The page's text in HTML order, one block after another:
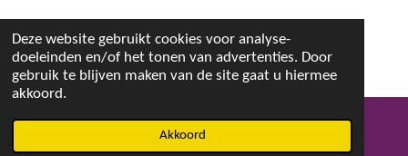
Deze website gebruikt cookies voor analyse-
doeleinden en/of het tonen van advertenties. Door
gebruik te blijven maken van de site gaat u hiermee
akkoord.
Akkoord